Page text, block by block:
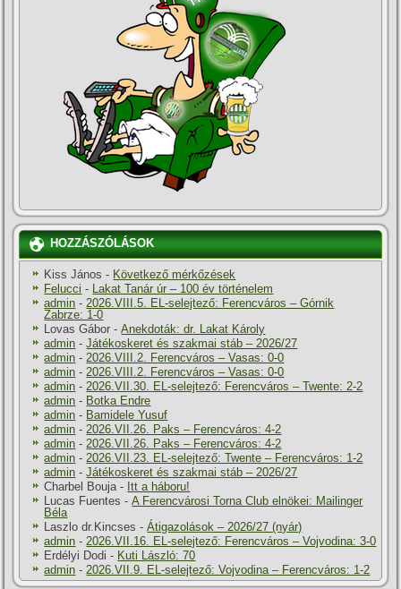
HOZZÁSZÓLÁSOK
Kiss János - Következő mérkőzések
Felucci - Lakat Tanár úr – 100 év történelem
admin -2026.VIII.5. EL-selejtező: Ferencváros – Górnik
Zabrze: 1-0
Lovas Gábor -Anekdoták: dr. Lakat Károly
admin -Játékoskeret és szakmai stáb – 2026/27
admin -2026.VIII.2. Ferencváros – Vasas: 0-0
admin -2026.VIII.2. Ferencváros – Vasas: 0-0
admin -2026.VII.30. EL-selejtező: Ferencváros – Twente: 2-2
admin - Botka Endre
admin - Bamidele Yusuf
admin -2026.VII.26. Paks – Ferencváros: 4-2
admin -2026.VII.26. Paks – Ferencváros: 4-2
admin -2026.VII.23. EL-selejtező: Twente – Ferencváros: 1-2
admin -Játékoskeret és szakmai stáb – 2026/27
Charbel Bouja- Itt a háboru!
Lucas Fuentes -A Ferencvárosi Torna Club elnökei: Mailinger
Béla
Laszlo dr.Kincses -Átigazolások – 2026/27 (nyár)
admin -2026.VII.16. EL-selejtező: Ferencváros – Vojvodina: 3-0
Erdélyi Dodi - Kuti László: 70
admin -2026.VII.9. EL-selejtező: Vojvodina – Ferencváros: 1-2